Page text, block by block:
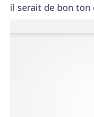
il serait de bon ton